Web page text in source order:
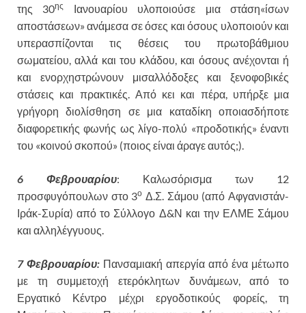
της 30ης
Ιανουαρίου υλοποιούσε μια στάση«ίσων
αποστάσεων» ανάμεσα σε όσες και όσους υλοποιούν και
υπερασπίζονται τις θέσεις του πρωτοβάθμιου
σωματείου, αλλά και του κλάδου, και όσους ανέχονται ή
και ενορχηστρώνουν μισαλλόδοξες και ξενοφοβικές
στάσεις και πρακτικές. Από κει και πέρα, υπήρξε μια
γρήγορη διολίσθηση σε μια καταδίκη οποιασδήποτε
διαφορετικής φωνής ως λίγο-πολύ «προδοτικής» έναντι
του «κοινού σκοπού» (ποιος είναι άραγε αυτός;).
6 Φεβρουαρίου: Καλωσόρισμα των 12
προσφυγόπουλων στο 3ο Δ.Σ. Σάμου (από Αφγανιστάν-
Ιράκ-Συρία) από το Σύλλογο Δ&Ν και την ΕΛΜΕ Σάμου
και αλληλέγγυους.
7 Φεβρουαρίου: Πανσαμιακή απεργία από ένα μέτωπο
με τη συμμετοχή ετερόκλητων δυνάμεων, από το
Εργατικό Κέντρο μέχρι εργοδοτικούς φορείς, τη